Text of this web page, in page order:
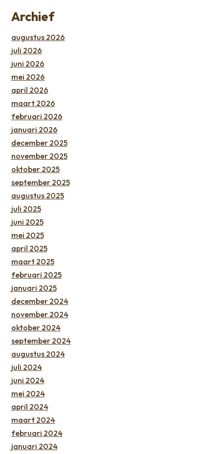
Archief
augustus 2026
juli 2026
juni 2026
mei 2026
april 2026
maart 2026
februari 2026
januari 2026
december 2025
november 2025
oktober 2025
september 2025
augustus 2025
juli 2025
juni 2025
mei 2025
april 2025
maart 2025
februari 2025
januari 2025
december 2024
november 2024
oktober 2024
september 2024
augustus 2024
juli 2024
juni 2024
mei 2024
april 2024
maart 2024
februari 2024
januari 2024